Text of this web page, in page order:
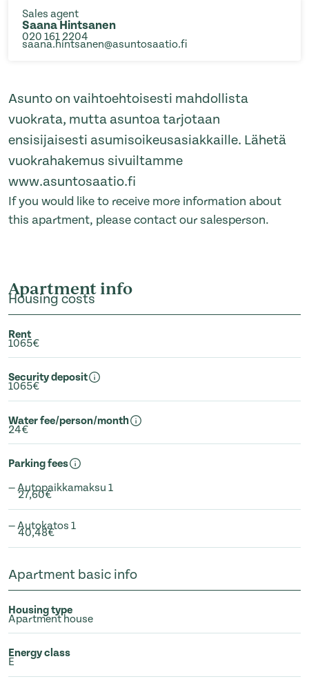
Sales agent
Saana Hintsanen
020 161 2204
saana.hintsanen@asuntosaatio.fi
Asunto on vaihtoehtoisesti mahdollista
vuokrata, mutta asuntoa tarjotaan
ensisijaisesti asumisoikeusasiakkaille. Lähetä
vuokrahakemus sivuiltamme
www.asuntosaatio.fi
If you would like to receive more information about
this apartment, please contact our salesperson.
Apartment info
Housing costs
Rent
1065€
Security deposit
1065€
Water fee/person/month
24€
Parking fees
— Autopaikkamaksu 1
27,60€
— Autokatos 1
40,48€
Apartment basic info
Housing type
Apartment house
Energy class
E